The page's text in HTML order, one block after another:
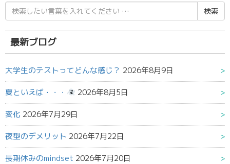
検
索
結
果:
最新ブログ
大学生のテストってどんな感じ？ 2026年8月9日
夏といえば・・・ 2026年8月5日
変化 2026年7月29日
夜型のデメリット 2026年7月22日
長期休みのmindset 2026年7月20日